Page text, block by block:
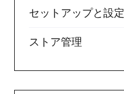
セットアップと設定
ストア管理